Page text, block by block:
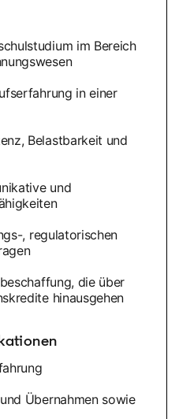
im Bereich
in einer
Belastbarkeit und
und
, regulatorischen
die über
hinausgehen
Übernahmen sowie